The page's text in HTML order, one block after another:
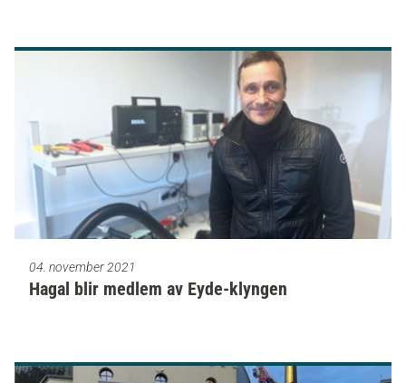
04. november 2021
Hagal blir medlem av Eyde-klyngen